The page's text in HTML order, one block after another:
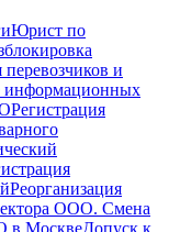
Юрист по
и
информационных
Регистрация
Реорганизация
ООО. Смена
в МосквеДопуск к